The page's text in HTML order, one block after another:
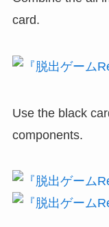
card.
Use the black
components.